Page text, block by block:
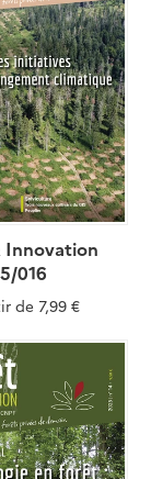
Innovation
016
de 7,99 €